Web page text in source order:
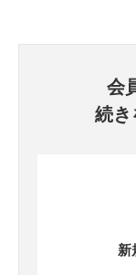
会
続
新